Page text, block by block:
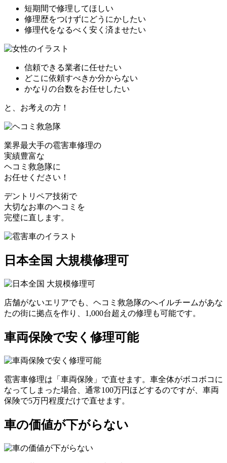
短期間で修理してほしい
修理歴をつけずにどうにかしたい
修理代をなるべく安く済ませたい
信頼できる業者に任せたい
どこに依頼すべきか分からない
かなりの台数をお任せしたい
と、お考えの方！
業界最大手の雹害車修理の
実績豊富な
ヘコミ救急隊に
お任せください！
デントリペア技術で
大切なお車のヘコミを
完璧に直します。
日本全国 大規模修理可
店舗がないエリアでも、ヘコミ救急隊のへイルチームがあな
たの街に拠点を作り、1,000台超えの修理も可能です。
車両保険で安く修理可能
雹害車修理は「車両保険」で直せます。車全体がボコボコに
なってしまった場合、通常100万円ほどするのですが、車両
保険で5万円程度だけで直せます。
車の価値が下がらない